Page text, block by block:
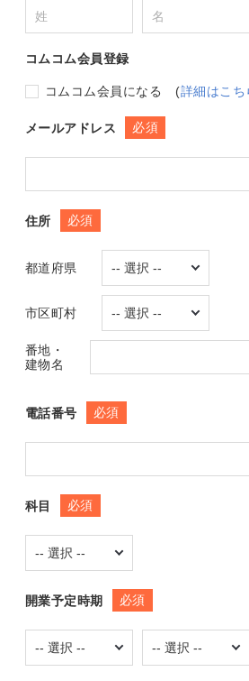
コムコム会員登録
コムコム会員になる (詳細はこち
メールアドレス 必須
住所 必須
都道府県
市区町村
番地・
建物名
電話番号 必須
科目 必須
開業予定時期 必須